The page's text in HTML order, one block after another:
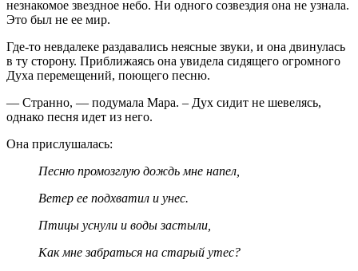
незнакомое звездное небо. Ни одного созвездия она не узнала.
Это был не ее мир.
Где-то невдалеке раздавались неясные звуки, и она двинулась
в ту сторону. Приближаясь она увидела сидящего огромного
Духа перемещений, поющего песню.
— Странно, — подумала Мара. – Дух сидит не шевелясь,
однако песня идет из него.
Она прислушалась:
Песню промозглую дождь мне напел,
Ветер ее подхватил и унес.
Птицы уснули и воды застыли,
Как мне забраться на старый утес?